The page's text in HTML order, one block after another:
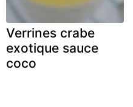
Verrines crabe
exotique sauce
coco